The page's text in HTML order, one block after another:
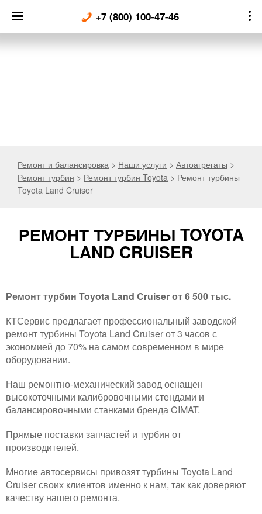
content
+7 (800) 100-47-46
Ремонт и балансировка > Наши услуги > Автоагрегаты >
Ремонт турбин > Ремонт турбин Toyota > Ремонт турбины
Toyota Land Cruiser
РЕМОНТ ТУРБИНЫ TOYOTA
LAND CRUISER
Ремонт турбин Toyota Land Cruiser от 6 500 тыс.
КТСервис предлагает профессиональный заводской
ремонт турбины Toyota Land Cruiserот 3 часов с
экономией до 70% на самом современном в мире
оборудовании.
Наш ремонтно-механический завод оснащен
высокоточными калибровочными стендами и
балансировочными станками бренда CIMAT.
Прямые поставки запчастей и турбин от
производителей.
Многие автосервисы привозят турбины Toyota Land
Cruiser своих клиентов именно к нам, так как доверяют
качеству нашего ремонта.